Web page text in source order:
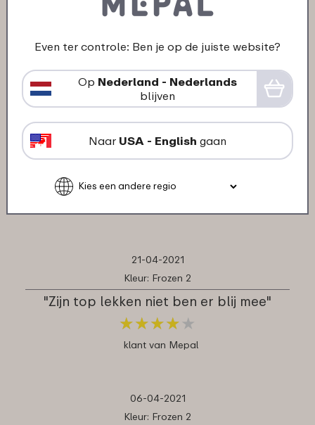
Ondanks dat toch heel tevreden over
★★★★★
★★★★★
klant van Mepal
04-06-2021
Kleur: Dino
"Goed product zoals verwacht."
★★★★
★★★★
21-04-2021
Kleur: Frozen 2
"Zijn top lekken niet ben er blij mee"
★★★★ ★
★★★★ ★
klant van Mepal
06-04-2021
Kleur: Frozen 2
Even ter controle: Ben je op de juiste website?
Op Nederland - Nederlands
blijven
Naar USA - English gaan